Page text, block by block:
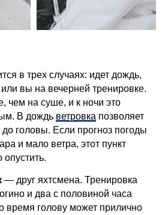
в трех случаях: идет дождь,
вы на вечерней тренировке.
чем на суше, и к ночи это
В дождь ветровка позволяет
до головы. Если прогноз погоды
и мало ветра, этот пункт
— друг яхтсмена. Тренировка
и два с половиной часа
время голову может прилично